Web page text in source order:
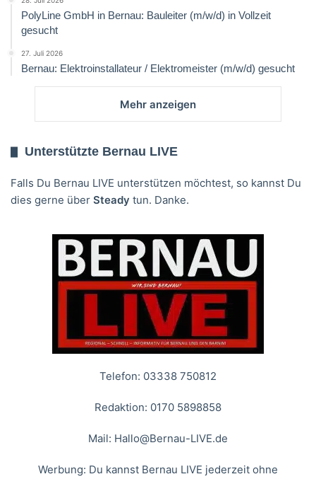
PolyLine GmbH in Bernau: Bauleiter (m/w/d) in Vollzeit
gesucht
27. Juli 2026
Bernau: Elektroinstallateur / Elektromeister (m/w/d) gesucht
Mehr anzeigen
Unterstützte Bernau LIVE
Falls Du Bernau LIVE unterstützen möchtest, so kannst Du
dies gerne über Steady tun. Danke.
Telefon: 03338 750812
Redaktion: 0170 5898858
Mail: Hallo@Bernau-LIVE.de
Werbung: Du kannst Bernau LIVE jederzeit ohne